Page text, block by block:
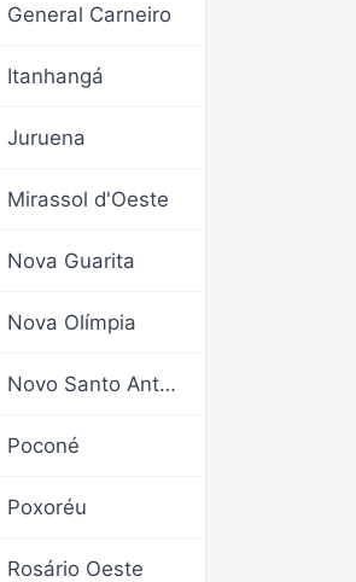
General Carneiro
Itanhangá
Juruena
Mirassol d'Oeste
Nova Guarita
Nova Olímpia
Novo Santo Antônio
Poconé
Poxoréu
Rosário Oeste